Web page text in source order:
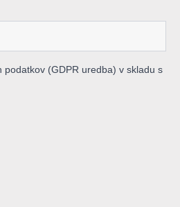
podatkov (GDPR uredba) v skladu s